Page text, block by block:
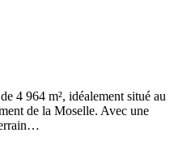
4 964 m², idéalement situé au
de la Moselle. Avec une